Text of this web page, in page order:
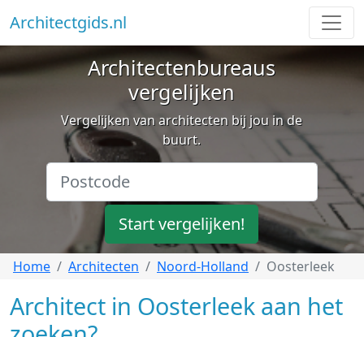
Architectgids.nl
Architectenbureaus
vergelijken
Vergelijken van architecten bij jou in de
buurt.
Start vergelijken!
Home Architecten Noord-Holland Oosterleek
Architect in Oosterleek aan het